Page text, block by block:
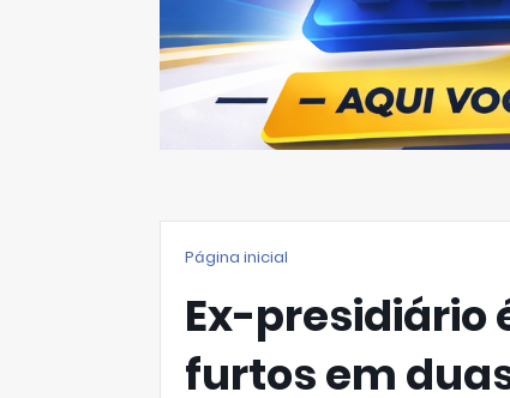
Página inicial
Ex-presidiário
furtos em